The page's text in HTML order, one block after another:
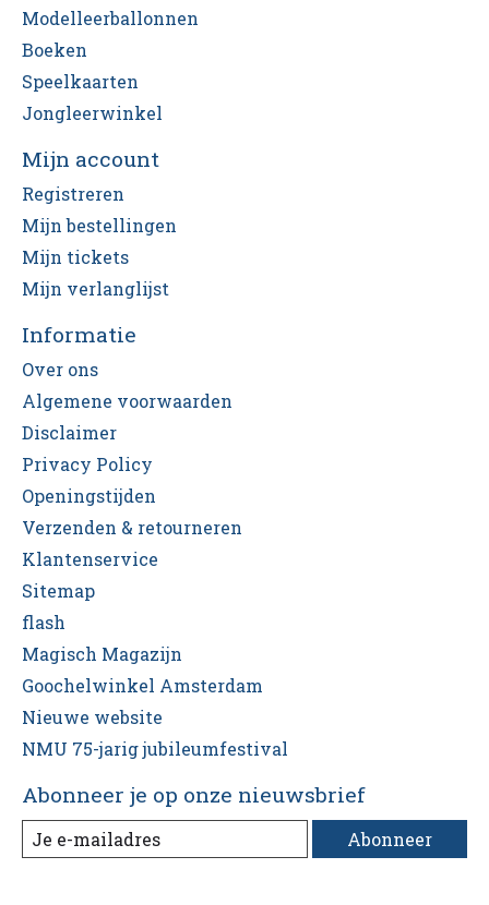
Modelleerballonnen
Boeken
Speelkaarten
Jongleerwinkel
Mijn account
Registreren
Mijn bestellingen
Mijn tickets
Mijn verlanglijst
Informatie
Over ons
Algemene voorwaarden
Disclaimer
Privacy Policy
Openingstijden
Verzenden & retourneren
Klantenservice
Sitemap
flash
Magisch Magazijn
Goochelwinkel Amsterdam
Nieuwe website
NMU 75-jarig jubileumfestival
Abonneer je op onze nieuwsbrief
Abonneer